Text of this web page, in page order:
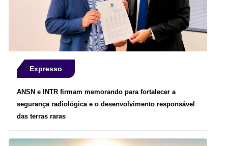
Expresso
ANSN e INTR firmam memorando para fortalecer a
segurança radiológica e o desenvolvimento responsável
das terras raras